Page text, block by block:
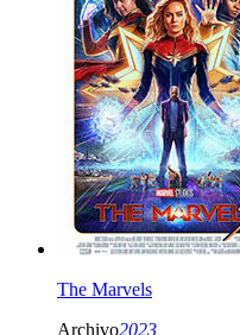
The Marvels
Archivo2023